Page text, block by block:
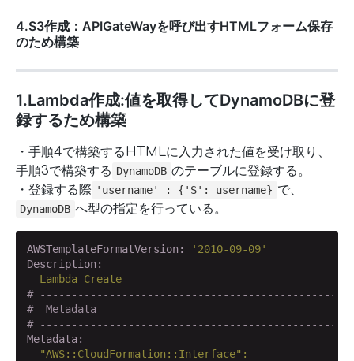
4.S3作成：APIGateWayを呼び出すHTMLフォーム保存
のため構築
1.Lambda作成:値を取得してDynamoDBに登
録するため構築
・手順4で構築するHTMLに入力された値を受け取り、
手順3で構築する DynamoDB のテーブルに登録する。
・登録する際 'username' : {'S': username} で、
DynamoDB へ型の指定を行っている。
AWSTemplateFormatVersion:
'2010-09-09'
Description:
Lambda Create
#
#  Metadata
#
Metadata:
"AWS::CloudFormation::Interface" :